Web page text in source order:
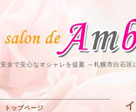
安全で安心なオシャレを提案 ～札幌市白石区
トップページ